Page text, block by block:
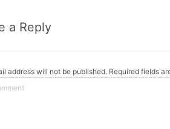
a Reply
address will not be published. Required fields